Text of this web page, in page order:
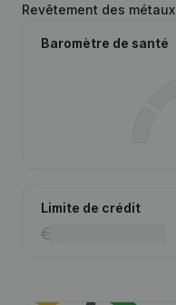
Revêtement des métaux
Baromètre de santé
Limite de crédit